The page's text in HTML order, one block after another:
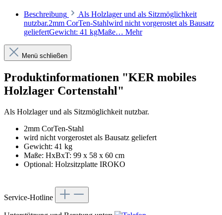
Beschreibung
Als Holzlager und als Sitzmöglichkeit
nutzbar.2mm CorTen-Stahlwird nicht vorgerostet als Bausatz
geliefertGewicht: 41 kgMaße… Mehr
Menü schließen
Produktinformationen "KER mobiles
Holzlager Cortenstahl"
Als Holzlager und als Sitzmöglichkeit nutzbar.
2mm CorTen-Stahl
wird nicht vorgerostet als Bausatz geliefert
Gewicht: 41 kg
Maße: HxBxT: 99 x 58 x 60 cm
Optional: Holzsitzplatte IROKO
Service-Hotline